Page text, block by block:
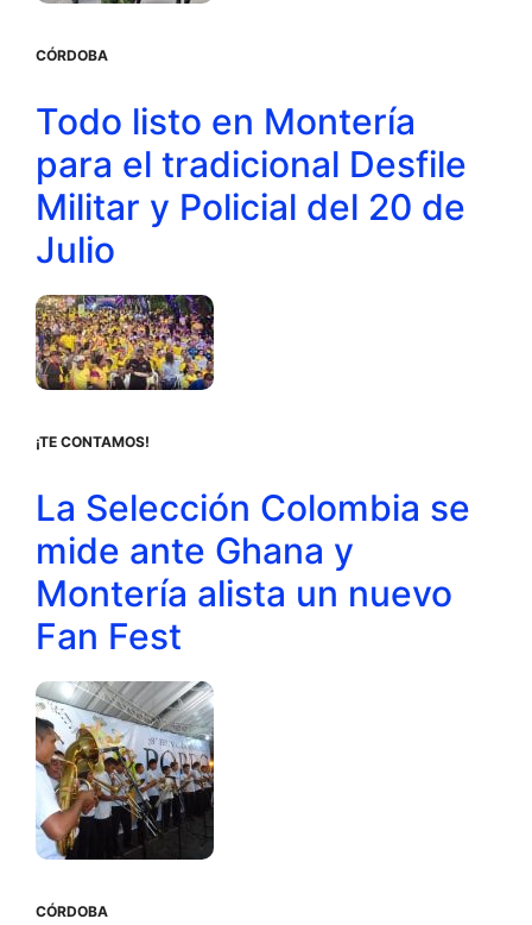
CÓRDOBA
Todo listo en Montería
para el tradicional Desfile
Militar y Policial del 20 de
Julio
¡TE CONTAMOS!
La Selección Colombia se
mide ante Ghana y
Montería alista un nuevo
Fan Fest
CÓRDOBA